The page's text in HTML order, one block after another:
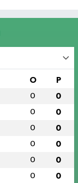
O P
0 0
0 0
0 0
0 0
0 0
0 0